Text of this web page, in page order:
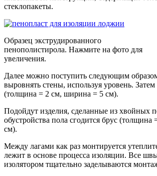
стеклопакеты.
Образец экструдированного
пенополистирола. Нажмите на фото для
увеличения.
Далее можно поступить следующим
выровнять стены, используя уровень. Затем
(толщина = 2 см, ширина = 5 см).
Подойдут изделия, сделанные из хвойных
обустройства пола сгодится брус
см).
Между лагами как раз монтируется
лежит в основе процесса изоляции. Все
изолятором тщательно заделываются